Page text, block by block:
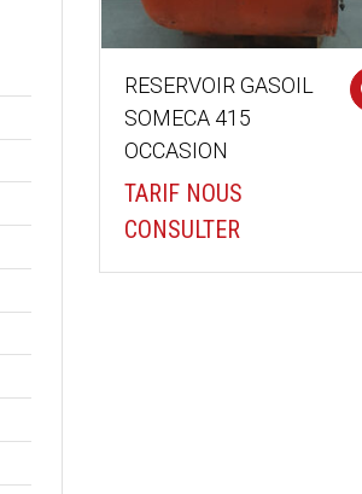
RESERVOIR GASOIL
SOMECA 415
OCCASION
TARIF NOUS
CONSULTER